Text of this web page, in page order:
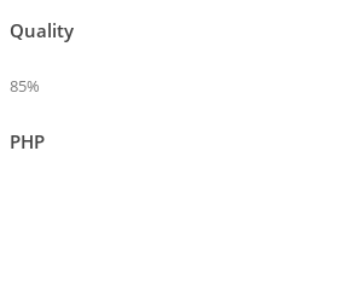
Quality
85%
PHP